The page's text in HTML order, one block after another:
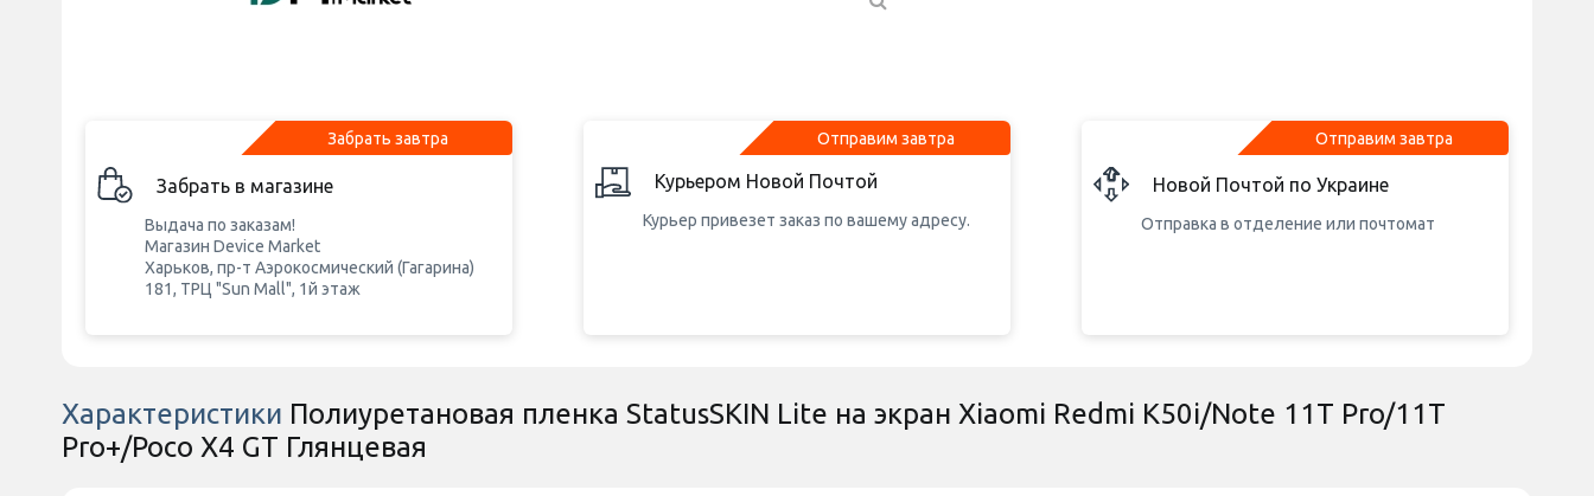
Забрать завтра
Забрать в магазине
Выдача по заказам!
Магазин Device Market
Харьков, пр-т Аэрокосмический (Гагарина)
181, ТРЦ "Sun Mall", 1й этаж
Отправим завтра
Курьером Новой Почтой
Курьер привезет заказ по вашему адресу.
Отправим завтра
Новой Почтой по Украине
Отправка в отделение или почтомат
Характеристики Полиуретановая пленка StatusSKIN Lite на экран Xiaomi Redmi K50i/Note 11T Pro/11T
Pro+/Poco X4 GT Глянцевая